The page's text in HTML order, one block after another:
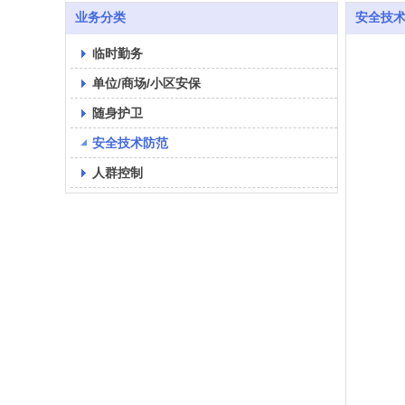
业务分类
临时勤务
单位/商场/小区安保
随身护卫
安全技术防范
人群控制
安全技